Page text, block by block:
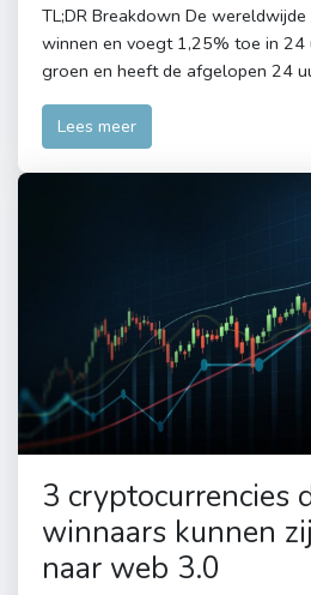
TL;DR Breakdown De
winnen en voegt 1,25% toe in 24
groen en heeft de afgelopen 24
Lees meer
3 cryptocurrencies
winnaars kunnen
naar web 3.0